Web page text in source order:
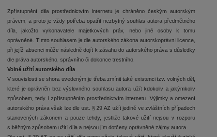
Zpřístupnění díla prostřednictvím internetu je chráněno českým autorským
právem, a proto je vždy potřeba opatřit nezbytný souhlas autora předmětného
díla, jakožto vykonavatele majetkových práv, nebo jiné osoby k tomu
oprávněné. Tímto souhlasem je dle autorského zákona autorskoprávní licence,
při jejíž absenci může následně dojít k zásahu do autorského práva s důsledky
dle práva autorského, správního či dokonce trestního.
Volné užití autorského díla
V souvislosti se shora uvedeným je třeba zmínit také existenci tzv. volných děl,
které je oprávněn bez výslovného souhlasu autora užít kdokoliv a jakýmkoliv
způsobem, tedy i zpřístupněním prostřednictvím internetu. Výjimky a omezení
autorského práva však lze dle ust. § 29 AZ užít jedině ve zvláštních případech
stanovených zákonem a pouze tehdy, jestliže takové užití nejsou v rozporu
s běžným způsobem užití díla a nejsou jím dotčeny oprávněné zájmy autora.